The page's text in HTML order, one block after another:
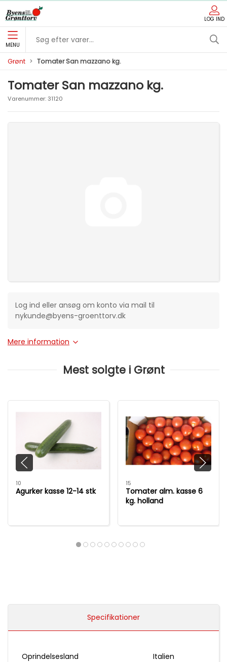
LOG IND
MENU
Grønt Tomater San mazzano kg.
Tomater San mazzano kg.
Varenummer:31120
Log ind eller ansøg om konto via mail til
nykunde@byens-groenttorv.dk
Mere information
Mest solgte i Grønt
10
Agurker kasse 12-14 stk
15
Tomater alm. kasse 6
kg. holland
Specifikationer
Oprindelsesland Italien